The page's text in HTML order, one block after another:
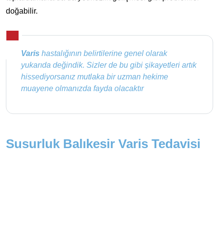
doğabilir.
Varis hastalığının belirtilerine genel olarak
yukarıda değindik. Sizler de bu gibi şikayetleri artık
hissediyorsanız mutlaka bir uzman hekime
muayene olmanızda fayda olacaktır
Susurluk Balıkesir Varis Tedavisi